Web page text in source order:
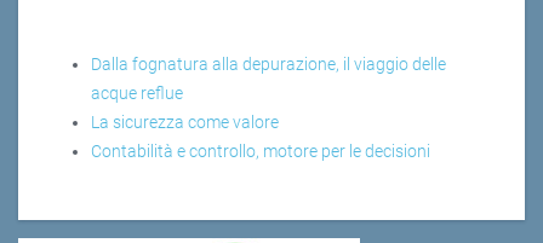
Dalla fognatura alla depurazione, il viaggio delle
acque reflue
La sicurezza come valore
Contabilità e controllo, motore per le decisioni